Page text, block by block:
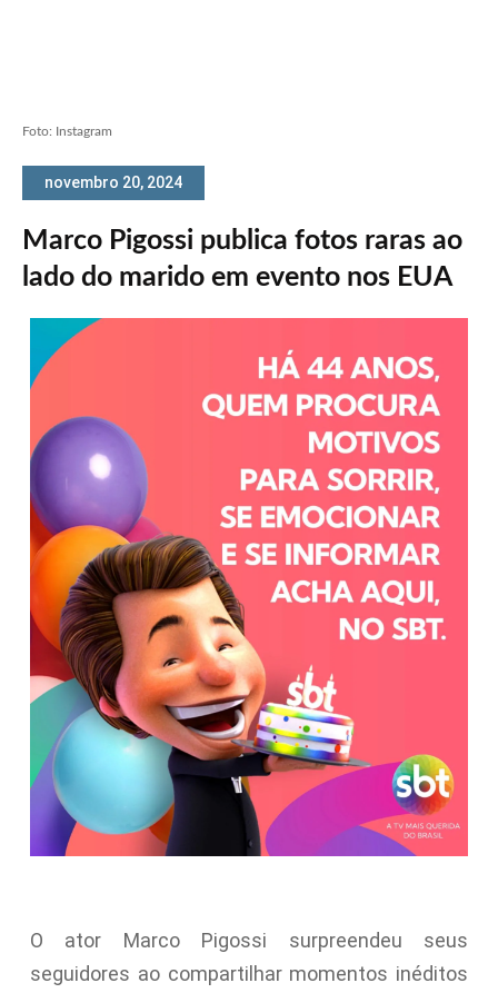
Foto: Instagram
novembro 20, 2024
Marco Pigossi publica fotos raras ao
lado do marido em evento nos EUA
O ator Marco Pigossi surpreendeu seus
seguidores ao compartilhar momentos inéditos